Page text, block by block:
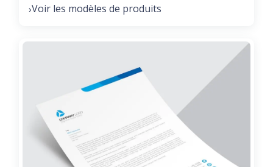
›Voir les modèles de produits